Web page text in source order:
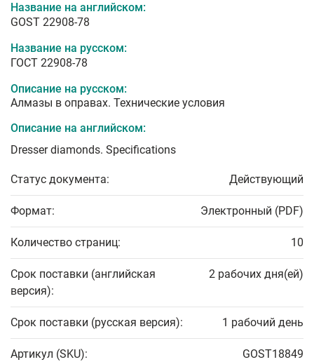
Название на английском:
GOST 22908-78
Название на русском:
ГОСТ 22908-78
Описание на русском:
Алмазы в оправах. Технические условия
Описание на английском:
Dresser diamonds. Specifications
Статус документа: Действующий
Формат: Электронный (PDF)
Количество страниц: 10
Срок поставки (английская
версия):
2 рабочих дня(ей)
Срок поставки (русская версия): 1 рабочий день
Артикул (SKU): GOST18849